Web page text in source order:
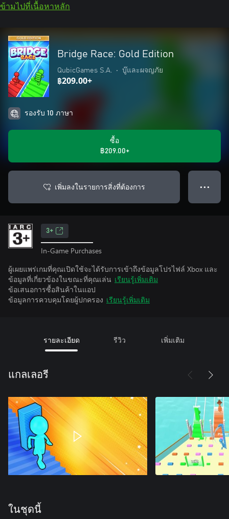
ข้ามไปที่เนื้อหาหลัก
Bridge Race: Gold Edition
QubicGames S.A. • บู๊และผจญภัย
฿209.00+
รองรับ 10 ภาษา
ซื้อ
฿209.00+
เพิ่มลงในรายการสิ่งที่ต้องการ ● ● ●
3+
In-Game Purchases
ผู้เผยแพร่เกมที่คุณเปิดใช้จะได้รับการเข้าถึงข้อมูลโปรไฟล์ Xbox และ
ข้อมูลที่เกี่ยวข้องในขณะที่คุณเล่น เรียนรู้เพิ่มเติม
ข้อเสนอการซื้อสินค้าในแอป
ข้อมูลการควบคุมโดยผู้ปกครอง เรียนรู้เพิ่มเติม
รายละเอียด รีวิว เพิ่มเติม
แกลเลอรี
ในชุดนี้